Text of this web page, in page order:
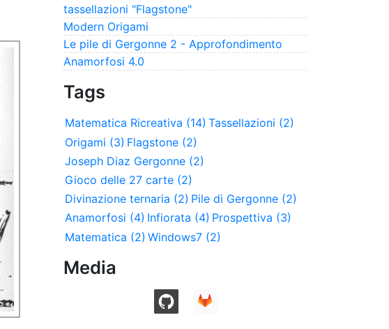
tassellazioni "Flagstone"
Modern Origami
Le pile di Gergonne 2 - Approfondimento
Anamorfosi 4.0
Tags
Matematica Ricreativa (14) Tassellazioni (2)
Origami (3) Flagstone (2)
Joseph Diaz Gergonne (2)
Gioco delle 27 carte (2)
Divinazione ternaria (2) Pile di Gergonne (2)
Anamorfosi (4) Infiorata (4) Prospettiva (3)
Matematica (2) Windows7 (2)
Media